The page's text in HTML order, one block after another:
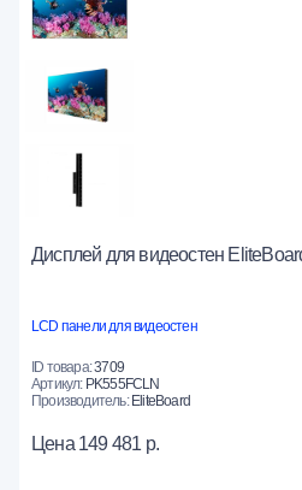
Дисплей для видеостен
LCD панели для видеостен
ID товара:3709
Артикул: PK555FCLN
Производитель: EliteBoard
Цена 149 481 р.